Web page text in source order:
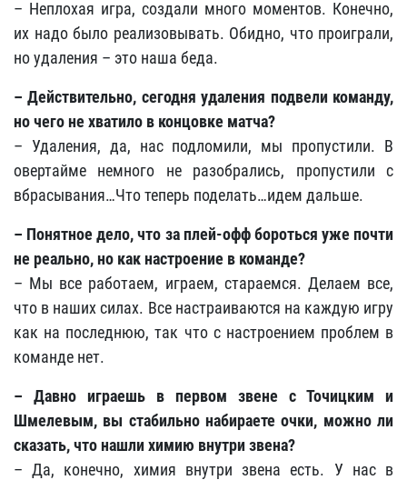
– Неплохая игра, создали много моментов. Конечно,
их надо было реализовывать. Обидно, что проиграли,
но удаления – это наша беда.
– Действительно, сегодня удаления подвели команду,
но чего не хватило в концовке матча?
– Удаления, да, нас подломили, мы пропустили. В
овертайме немного не разобрались, пропустили с
вбрасывания…Что теперь поделать…идем дальше.
– Понятное дело, что за плей-офф бороться уже почти
не реально, но как настроение в команде?
– Мы все работаем, играем, стараемся. Делаем все,
что в наших силах. Все настраиваются на каждую игру
как на последнюю, так что с настроением проблем в
команде нет.
– Давно играешь в первом звене с Точицким и
Шмелевым, вы стабильно набираете очки, можно ли
сказать, что нашли химию внутри звена?
– Да, конечно, химия внутри звена есть. У нас в